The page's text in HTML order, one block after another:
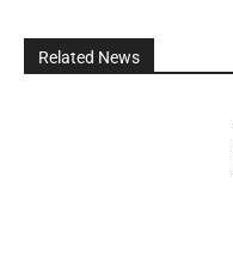
Related News